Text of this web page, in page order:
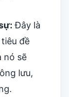
Đây là
đề
nó sẽ
lưu,